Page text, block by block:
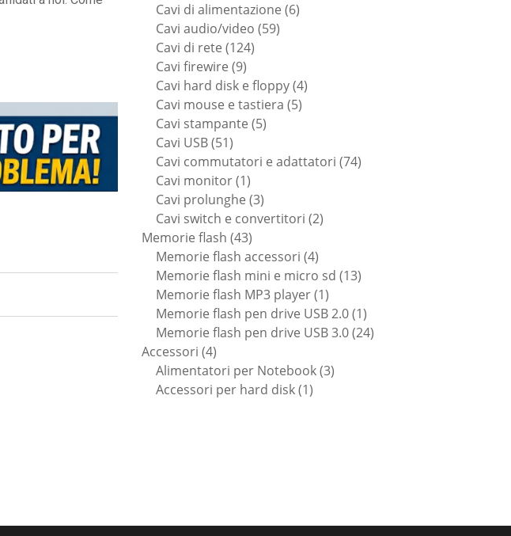
prodotto
Cavi di alimentazione 66
Cavi audio/video 5959
Cavi di rete 124124
Cavi firewire 99
prodotti
Cavi hard disk e floppy 44
Cavi mouse e tastiera 55
Cavi stampante 55
Cavi USB 5151
prodotti
Cavi commutatori e adattatori 7474
Cavi monitor 11
prodotto
Cavi prolunghe 33
prodotti
Cavi switch e convertitori 22
Memorie flash 4343
prodotti
Memorie flash accessori 44
prodotti
Memorie flash mini e micro sd 1313
Memorie flash MP3 player 11
prodotto
Memorie flash pen drive USB 2.0 11
prodotto
Memorie flash pen drive USB 3.0 2424
Accessori 44
prodotti
Alimentatori per Notebook 33
Accessori per hard disk 11